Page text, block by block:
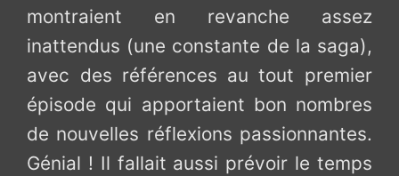
montraient en revanche assez
inattendus (une constante de la saga),
avec des références au tout premier
épisode qui apportaient bon nombres
de nouvelles réflexions passionnantes.
Génial ! Il fallait aussi prévoir le temps